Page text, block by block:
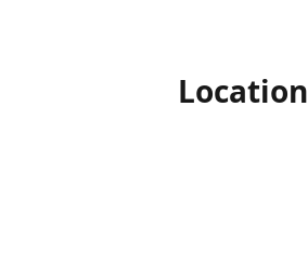
Location